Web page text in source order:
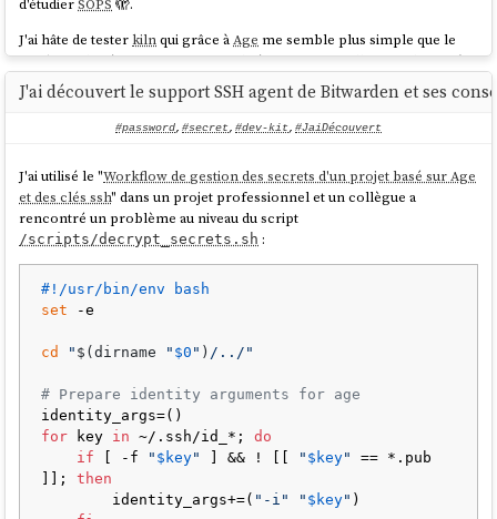
d'étudierSOPS 🫣.
J'ai hâte de tester kilnqui grâce àAge me semble plus simple que le
workflow basé surpass, que j'ai utilisé professionnellement de 2019 à
2023.
J'ai découvert le support SSH agent de Bitwarden et ses
#password, #secret, #dev-kit, #JaiDécouvert
J'ai utilisé le "Workflow de gestion des secrets d'un projet basé sur Age
et des clés ssh" dans un projet professionnel et un collègue a
rencontré un problème au niveau du script
/scripts/decrypt_secrets.sh :
#!/usr/bin/env bash
set -e
cd " $(dirname " $0 " ) /../"
# Prepare identity arguments for age
for key in ~/.ssh/id_*; do
if [ -f " $key" ] && ! [[ " $key"
== *.pub
]]; then
        identity_args+=(
"-i" " $key" )